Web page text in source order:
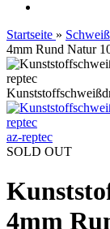
Startseite »
4mm Rund Natur
az-reptec
SOLD OUT
4mm